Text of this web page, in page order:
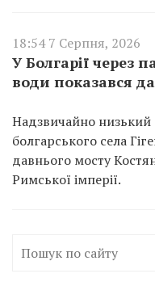
18:54 7 Серпня, 2026
У Болгарії через
води показався
Надзвичайно низький
болгарського села
давнього мосту
Римської імперії.